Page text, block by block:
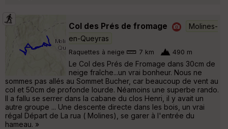
Col des Prés de fromage
Molines-
en-Queyras
Raquettes à neige 7 km 490 m
Le Col des Prés de Fromage dans 30cm de
neige fraîche...un vrai bonheur. Nous ne
sommes pas allés au Sommet Bucher, car beaucoup de vent au
col et 50cm de profonde lourde. Néamoins une superbe rando.
Il a fallu se serrer dans la cabane du clos Henri, il y avait un
autre groupe ... Une descente directe dans les bois, un vrai
régal Départ de La rua ( Molines), se garer à l'entrée du
hameau. »